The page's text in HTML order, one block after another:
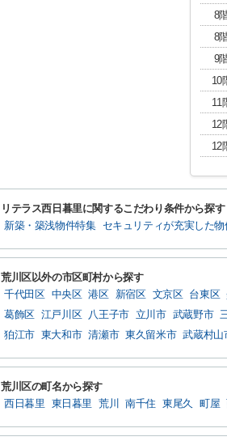
8
8
9
10
11
12
12
リテラス西日暮里に関するこだわり条件から探す
新築・築浅物件特集 セキュリティが充実した
荒川区以外の市区町村から探す
千代田区 中央区 港区 新宿区 文京区 台東区
葛飾区 江戸川区 八王子市 立川市 武蔵野市
狛江市 東大和市 清瀬市 東久留米市 武蔵村山
荒川区の町名から探す
西日暮里 東日暮里 荒川 南千住 東尾久 町屋